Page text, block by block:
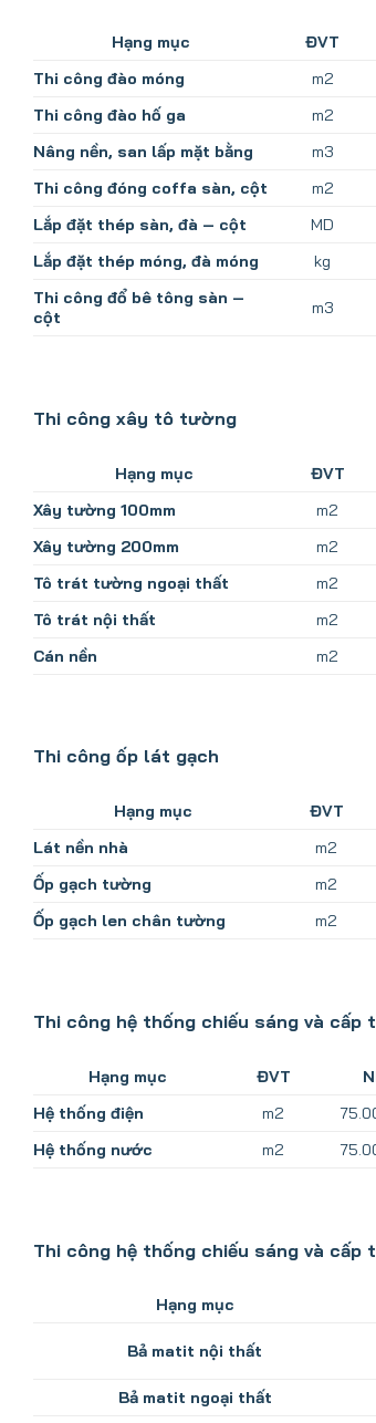
Hạng mục ĐVT
Thi công đào móng
m2
Thi công đào hố ga
m2
Nâng nền, san lấp mặt bằng
m3
Thi công đóng coffa sàn, cột
m2
Lắp đặt thép sàn, đà – cột
MD
Lắp đặt thép móng, đà móng
kg
Thi công đổ bê tông sàn –
cột
m3
Thi công xây tô tường
Hạng mục ĐVT
Xây tường 100mm
m2
Xây tường 200mm
m2
Tô trát tường ngoại thất
m2
Tô trát nội thất
m2
Cán nền
m2
Thi công ốp lát gạch
Hạng mục ĐVT
Lát nền nhà
m2
Ốp gạch tường
m2
Ốp gạch len chân tường
m2
Thi công hệ thống chiếu sáng và cấp
Hạng mục ĐVT
Hệ thống điện
m2
Hệ thống nước
m2
Thi công hệ thống chiếu sáng và cấp
Hạng mục
Bả matit nội thất
Bả matit ngoại thất